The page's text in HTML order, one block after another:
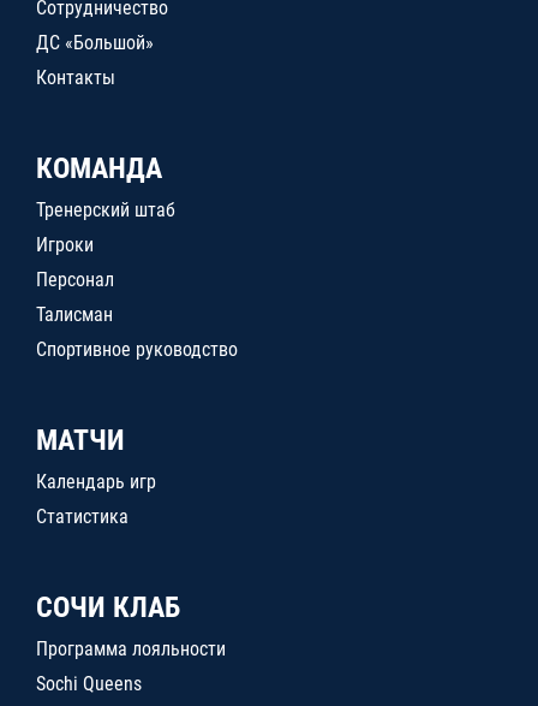
Сотрудничество
ДС «Большой»
Контакты
КОМАНДА
Тренерский штаб
Игроки
Персонал
Талисман
Спортивное руководство
МАТЧИ
Календарь игр
Статистика
СОЧИ КЛАБ
Программа лояльности
Sochi Queens